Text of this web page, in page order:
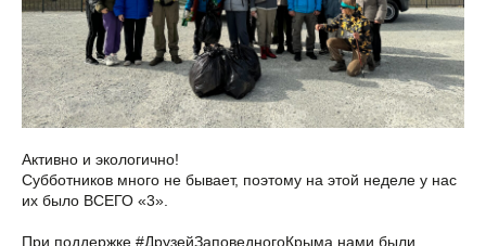
Активно и экологично!
Субботников много не бывает, поэтому на этой неделе у нас
их было ВСЕГО «3».
При поддержке #ДрузейЗаповедногоКрыма нами были